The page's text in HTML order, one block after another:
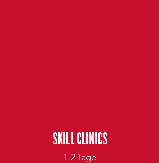
SKILL CLINICS
1-2 Tage